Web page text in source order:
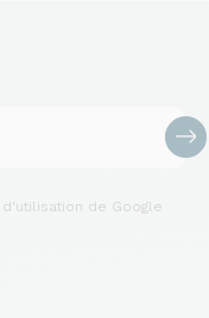
de Google